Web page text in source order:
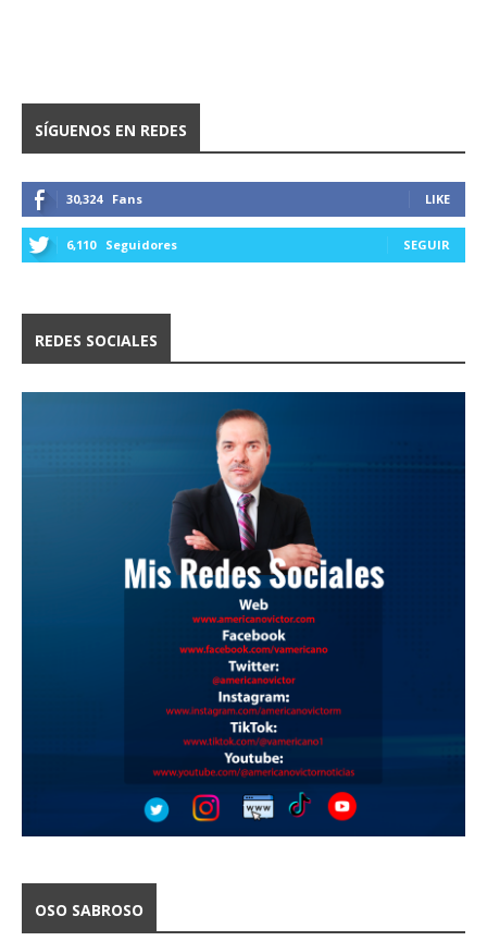
SÍGUENOS EN REDES
30,324 Fans LIKE
6,110 Seguidores SEGUIR
REDES SOCIALES
OSO SABROSO